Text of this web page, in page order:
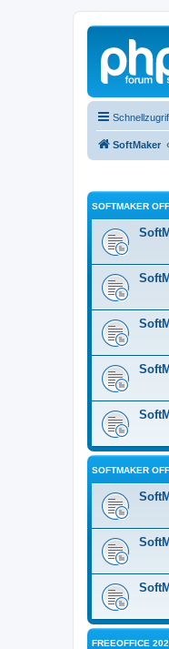
SoftMaker
SOFTMAKER
SOFTMAKER
FREEOFFICE